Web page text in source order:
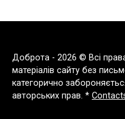
Доброта - 2026 © Всі
матеріалів сайту без
категорично
авторських прав. *